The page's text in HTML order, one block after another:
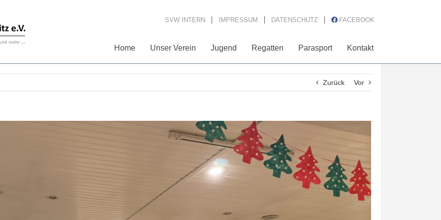
SVW INTERN IMPRESSUM DATENSCHUTZ FACEBOOK
Home Unser Verein Jugend Regatten Parasport Kontakt
Zurück Vor